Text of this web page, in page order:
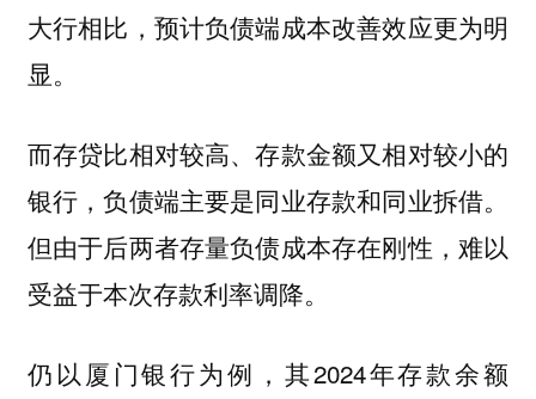
大行相比，预计负债端成本改善效应更为明
显。
而存贷比相对较高、存款金额又相对较小的
银行，负债端主要是同业存款和同业拆借。
但由于后两者存量负债成本存在刚性，难以
受益于本次存款利率调降。
仍以厦门银行为例，其2024年存款余额